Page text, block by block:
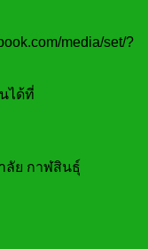
media/set/?
ได้ที่
ลัย กาฬสินธุ์